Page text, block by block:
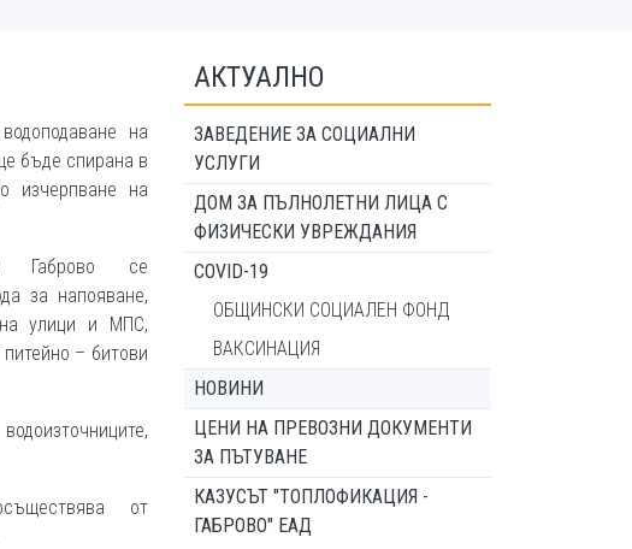
на
бъде спирана в
изчерпване на
се
за напояване,
улици и МПС,
– битови
от
АКТУАЛНО
ЗАВЕДЕНИЕ ЗА СОЦИАЛНИ
УСЛУГИ
ДОМ ЗА ПЪЛНОЛЕТНИ ЛИЦА С
ФИЗИЧЕСКИ УВРЕЖДАНИЯ
COVID-19
ОБЩИНСКИ СОЦИАЛЕН ФОНД
ВАКСИНАЦИЯ
НОВИНИ
ЦЕНИ НА ПРЕВОЗНИ ДОКУМЕНТИ
ЗА ПЪТУВАНЕ
КАЗУСЪТ "ТОПЛОФИКАЦИЯ -
ГАБРОВО" ЕАД